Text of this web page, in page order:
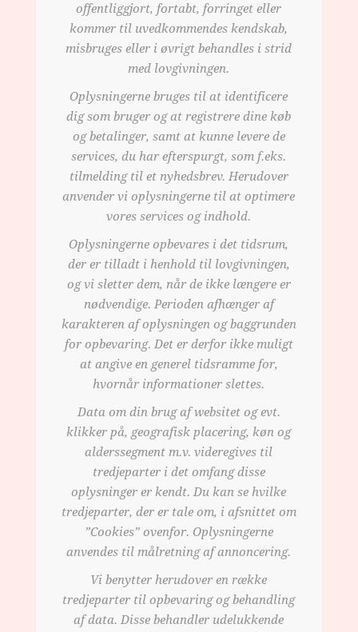
offentliggjort, fortabt, forringet eller
kommer til uvedkommendes kendskab,
misbruges eller i øvrigt behandles i strid
med lovgivningen.
Oplysningerne bruges til at identificere
dig som bruger og at registrere dine køb
og betalinger, samt at kunne levere de
services, du har efterspurgt, som f.eks.
tilmelding til et nyhedsbrev. Herudover
anvender vi oplysningerne til at optimere
vores services og indhold.
Oplysningerne opbevares i det tidsrum,
der er tilladt i henhold til lovgivningen,
og vi sletter dem, når de ikke længere er
nødvendige. Perioden afhænger af
karakteren af oplysningen og baggrunden
for opbevaring. Det er derfor ikke muligt
at angive en generel tidsramme for,
hvornår informationer slettes.
Data om din brug af websitet og evt.
klikker på, geografisk placering, køn og
alderssegment m.v. videregives til
tredjeparter i det omfang disse
oplysninger er kendt. Du kan se hvilke
tredjeparter, der er tale om, i afsnittet om
”Cookies” ovenfor. Oplysningerne
anvendes til målretning af annoncering.
Vi benytter herudover en række
tredjeparter til opbevaring og behandling
af data. Disse behandler udelukkende